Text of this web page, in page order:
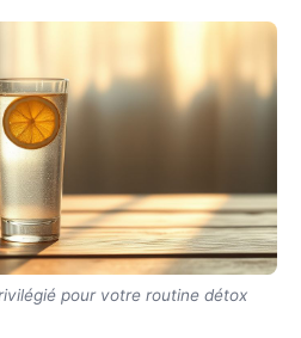
pour votre routine détox